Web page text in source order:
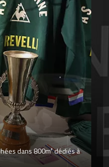
dans 800m² dédiés à